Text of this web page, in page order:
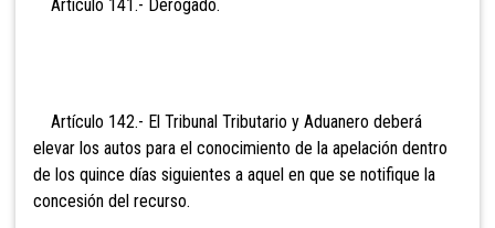
Artículo 141.- Derogado.
Artículo 142.- El Tribunal Tributario y Aduanero deberá
elevar los autos para el conocimiento de la apelación dentro
de los quince días siguientes a aquel en que se notifique la
concesión del recurso.